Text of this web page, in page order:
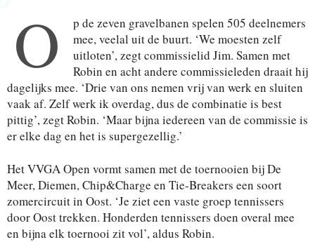
O
p de zeven gravelbanen spelen 505 deelnemers
mee, veelal uit de buurt. ‘We moesten zelf
uitloten’, zegt commissie­lid Jim. Samen met
Robin en acht andere commissieleden draait hij
dagelijks mee. ‘Drie van ons nemen vrij van werk en sluiten
vaak af. Zelf werk ik overdag, dus de combinatie is best
pittig’, zegt Robin. ‘Maar bijna iedereen van de commissie is
er elke dag en het is supergezellig.’
Het VVGA Open vormt samen met de toernooien bij De
Meer, Diemen, Chip&Charge en Tie-Breakers een soort
zomercircuit in Oost. ‘Je ziet een vaste groep tennissers
door Oost trekken. Honderden tennissers doen overal mee
en bijna elk toernooi zit vol’, aldus Robin.